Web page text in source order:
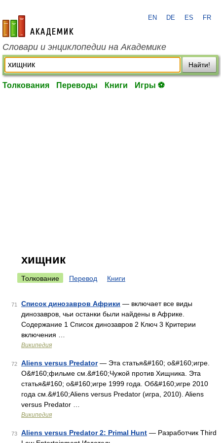
academic.ru
EN DE ES FR
Словари и энциклопедии на Академике
Найти!
Толкования Переводы Книги Игры ⚽
хищник
Толкование Перевод Книги
71 Список динозавров Африки — включает все виды
динозавров, чьи останки были найдены в Африке.
Содержание 1 Список динозавров 2 Ключ 3 Критерии
включения …
Википедия
72 Aliens versus Predator— Эта статья&#160; о&#160;игре.
О&#160;фильме см.&#160;Чужой против Хищника. Эта
статья&#160; о&#160;игре 1999 года. Об&#160;игре 2010
года см.&#160;Aliens versus Predator (игра, 2010). Aliens
versus Predator …
Википедия
73 Aliens versus Predator 2: Primal Hunt — Разработчик Third